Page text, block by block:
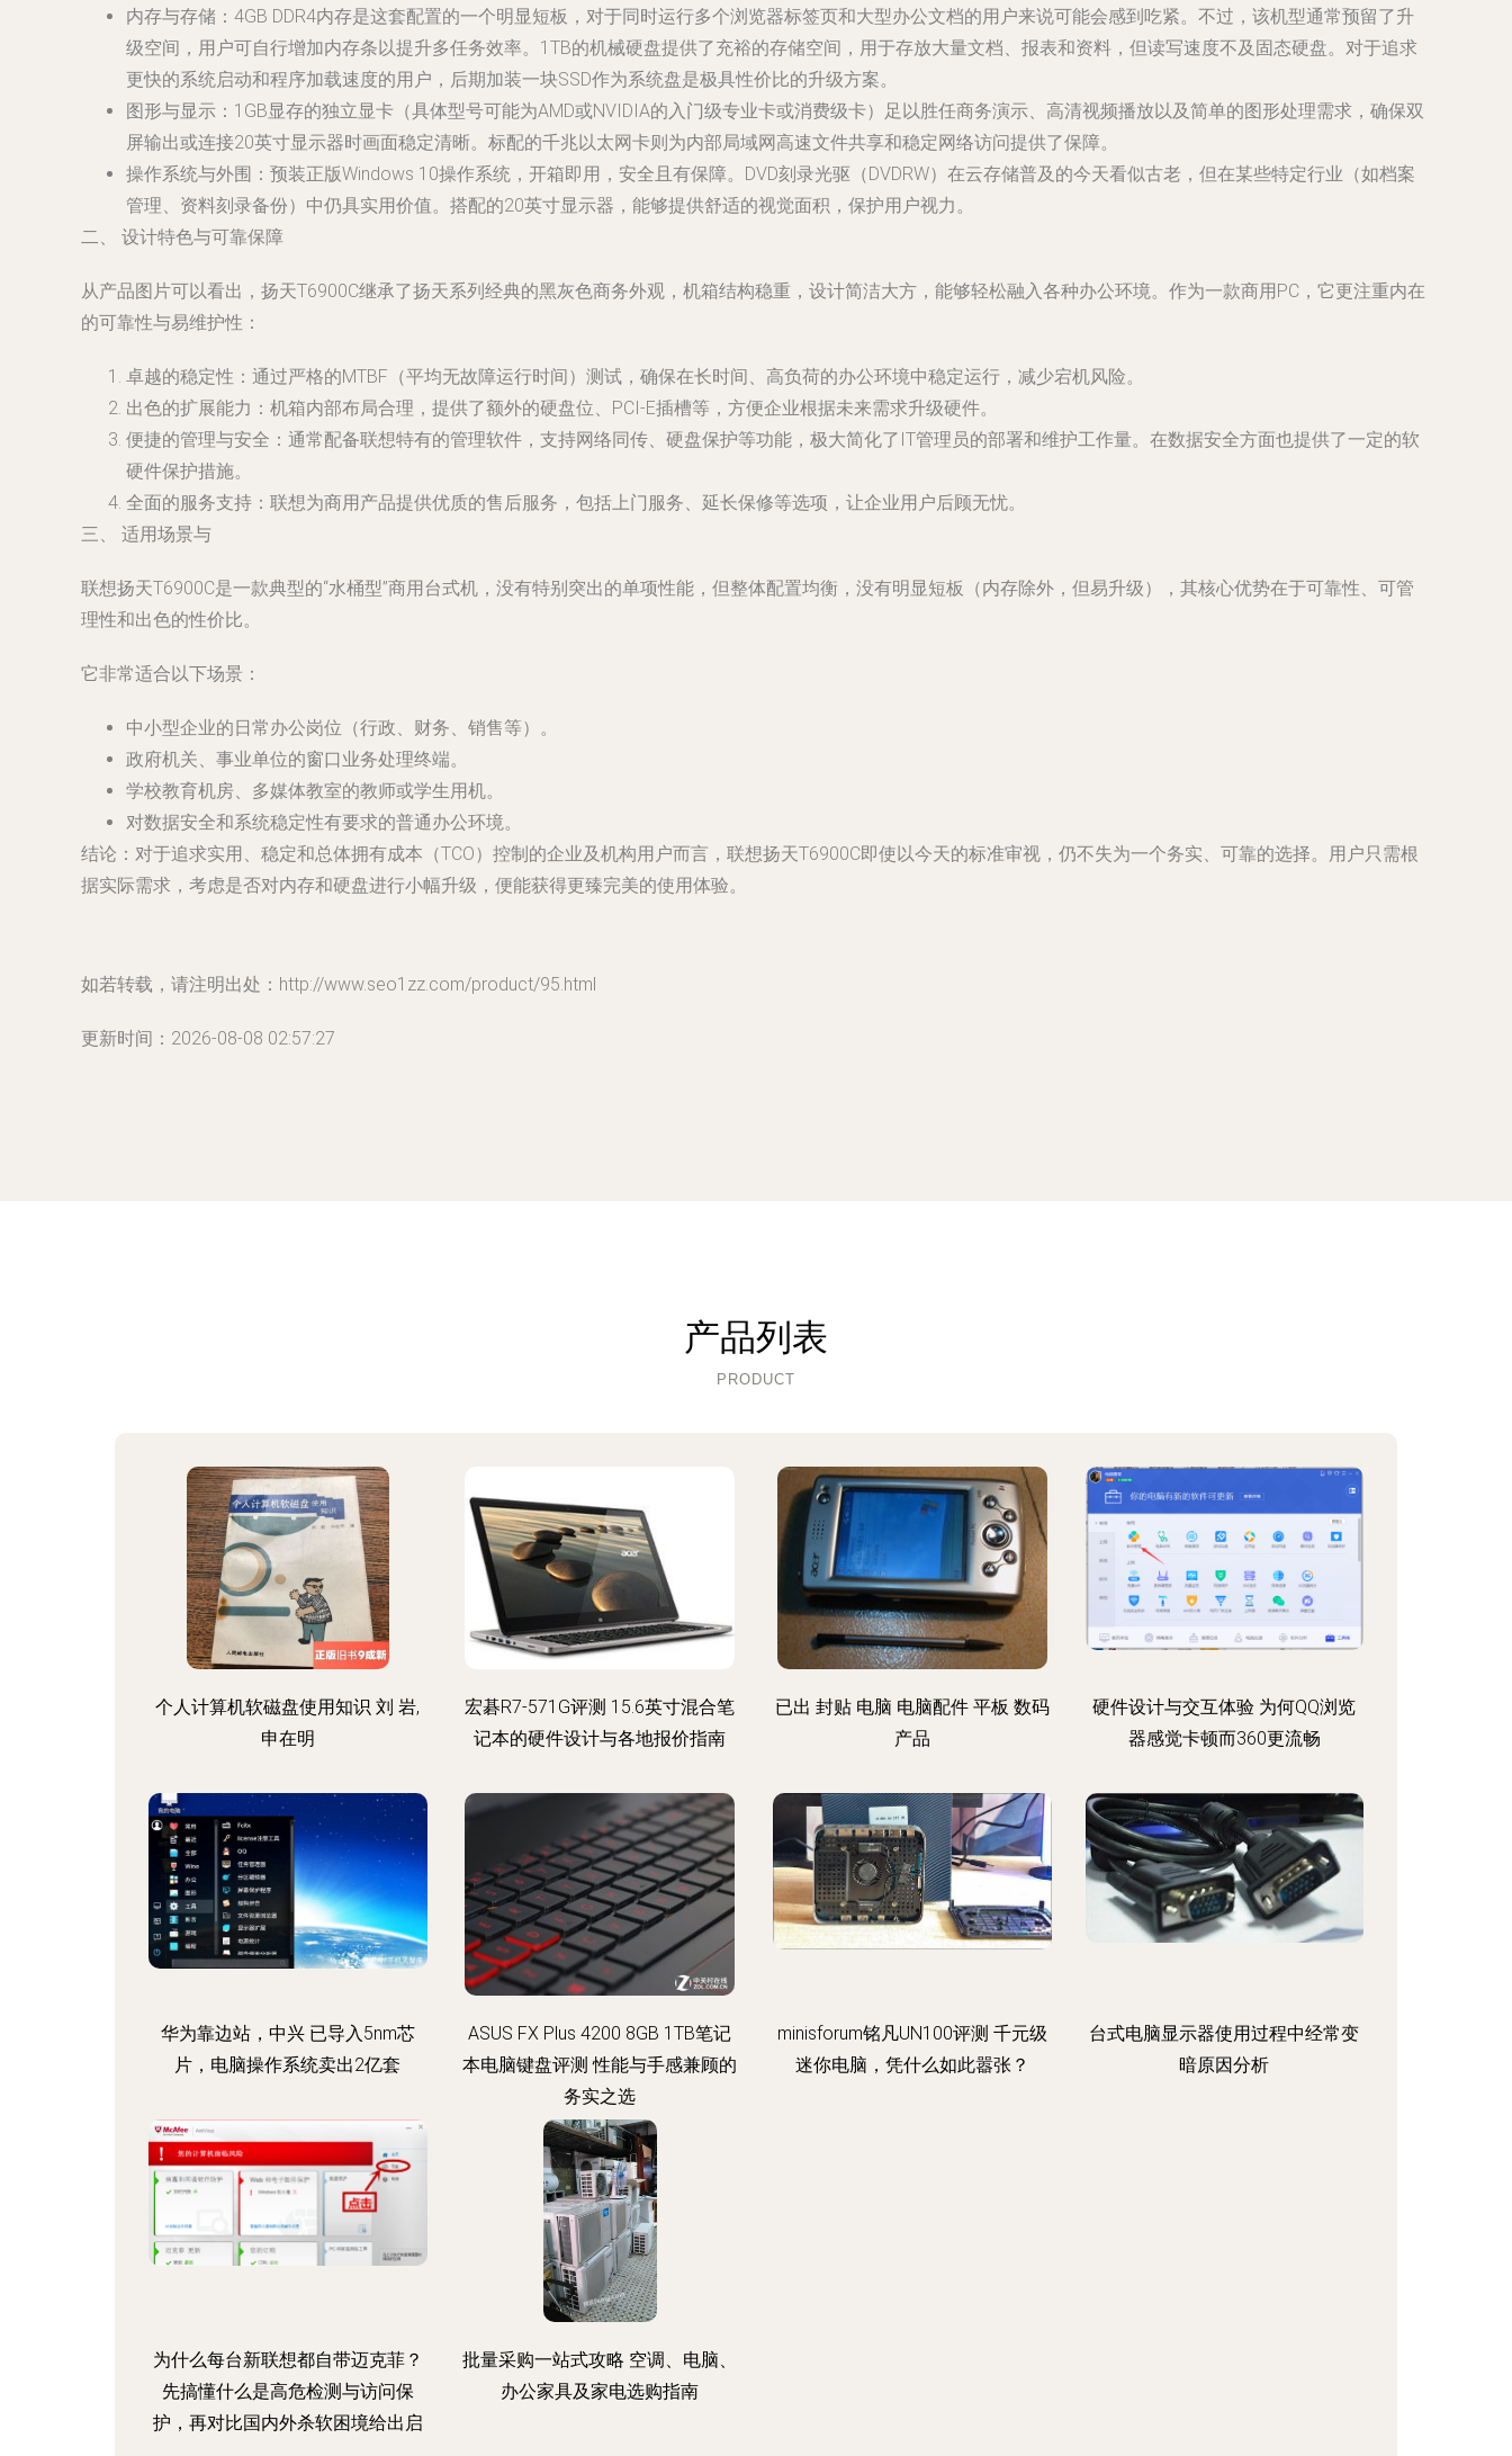
内存与存储 ：4GB DDR4内存是这套配置的一个明显短板，对于同时运行多个浏览器标签页和大型办公文档的用户来说可能会感到吃紧。不过，该机型通常预留了升
级空间，用户可自行增加内存条以提升多任务效率。1TB的机械硬盘提供了充裕的存储空间，用于存放大量文档、报表和资料，但读写速度不及固态硬盘。对于追求
更快的系统启动和程序加载速度的用户，后期加装一块SSD作为系统盘是极具性价比的升级方案。
图形与显示 ：1GB显存的独立显卡（具体型号可能为AMD或NVIDIA的入门级专业卡或消费级卡）足以胜任商务演示、高清视频播放以及简单的图形处理需求，确保双
屏输出或连接20英寸显示器时画面稳定清晰。标配的千兆以太网卡则为内部局域网高速文件共享和稳定网络访问提供了保障。
操作系统与外围 ：预装正版Windows 10操作系统，开箱即用，安全且有保障。DVD刻录光驱（DVDRW）在云存储普及的今天看似古老，但在某些特定行业（如档案
管理、资料刻录备份）中仍具实用价值。搭配的20英寸显示器，能够提供舒适的视觉面积，保护用户视力。
二、 设计特色与可靠保障
从产品图片可以看出，扬天T6900C继承了扬天系列经典的黑灰色商务外观，机箱结构稳重，设计简洁大方，能够轻松融入各种办公环境。作为一款商用PC，它更注重内在
的可靠性与易维护性：
卓越的稳定性 ：通过严格的MTBF（平均无故障运行时间）测试，确保在长时间、高负荷的办公环境中稳定运行，减少宕机风险。
出色的扩展能力 ：机箱内部布局合理，提供了额外的硬盘位、PCI-E插槽等，方便企业根据未来需求升级硬件。
便捷的管理与安全 ：通常配备联想特有的管理软件，支持网络同传、硬盘保护等功能，极大简化了IT管理员的部署和维护工作量。在数据安全方面也提供了一定的软
硬件保护措施。
全面的服务支持 ：联想为商用产品提供优质的售后服务，包括上门服务、延长保修等选项，让企业用户后顾无忧。
三、 适用场景与
联想扬天T6900C是一款典型的“水桶型”商用台式机，没有特别突出的单项性能，但整体配置均衡，没有明显短板（内存除外，但易升级），其核心优势在于可靠性、可管
理性和出色的性价比。
它非常适合以下场景：
中小型企业的日常办公岗位（行政、财务、销售等）。
政府机关、事业单位的窗口业务处理终端。
学校教育机房、多媒体教室的教师或学生用机。
对数据安全和系统稳定性有要求的普通办公环境。
结论 ：对于追求实用、稳定和总体拥有成本（TCO）控制的企业及机构用户而言，联想扬天T6900C即使以今天的标准审视，仍不失为一个务实、可靠的选择。用户只需根
据实际需求，考虑是否对内存和硬盘进行小幅升级，便能获得更臻完美的使用体验。
如若转载，请注明出处：http://www.seo1zz.com/product/95.html
更新时间：2026-08-08 02:57:27
产品列表
PRODUCT
个人计算机软磁盘使用知识 刘 岩,
申在明
宏碁R7-571G评测 15.6英寸混合笔
记本的硬件设计与各地报价指南
已出 封贴 电脑 电脑配件 平板 数码
产品
硬件设计与交互体验 为何QQ浏览
器感觉卡顿而360更流畅
华为靠边站，中兴 已导入5nm芯
片，电脑操作系统卖出2亿套
ASUS FX Plus 4200 8GB 1TB笔记
本电脑键盘评测 性能与手感兼顾的
务实之选
minisforum铭凡UN100评测 千元级
迷你电脑，凭什么如此嚣张？
台式电脑显示器使用过程中经常变
暗原因分析
为什么每台新联想都自带迈克菲？
先搞懂什么是高危检测与访问保
护，再对比国内外杀软困境给出启
批量采购一站式攻略 空调、电脑、
办公家具及家电选购指南